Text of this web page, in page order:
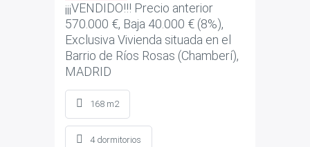
¡¡¡VENDIDO!!! Precio anterior
570.000 €, Baja 40.000 € (8%),
Exclusiva Vivienda situada en el
Barrio de Ríos Rosas (Chamberí),
MADRID
168 m2
4 dormitorios